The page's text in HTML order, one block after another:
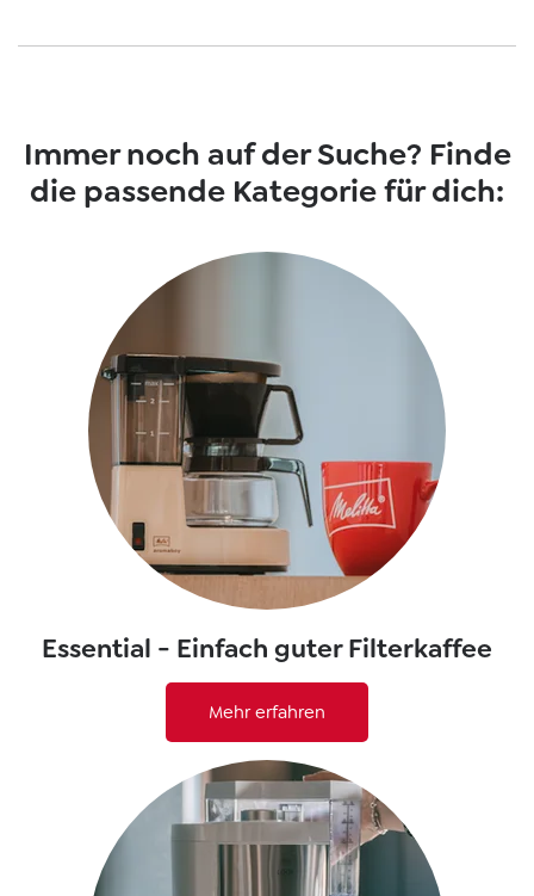
Immer noch auf der Suche? Finde
die passende Kategorie für dich:
Essential - Einfach guter Filterkaffee
Mehr erfahren